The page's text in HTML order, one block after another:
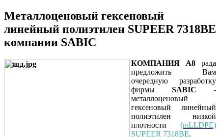
Металлоценовый гексеновый
линейный полиэтилен SUPEER 7318BE
компании SABIC
КОМПАНИЯ А8 рада
предложить Вам
очередную разработку
фирмы SABIC -
металлоценовый
гексеновый линейный
полиэтилен низкой
плотности (mLLDPE)
SUPEER 7318BE.